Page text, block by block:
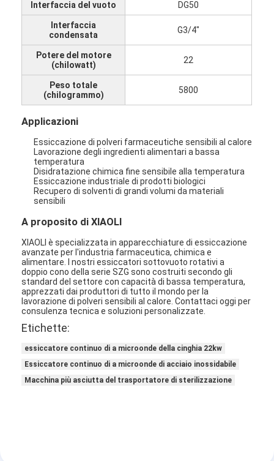
Essiccatore di spruzzo di pressione
Aria calda Oven Dryer
Miscelatore orizzontale del nastro
Frantoio universale
Macchina per la frantumazione superfina
tipo miscelatore di v della polvere
Miscelatore del recipiente di IBC
Asciugatrice industriale
Macchina più asciutta istantanea
Essiccatore della pagaia
Macchina dell'essiccazione sotto vuoto
Interfaccia del vuoto DG50
Interfaccia
condensata
G3/4"
Potere del motore
(chilowatt)
22
Peso totale
(chilogrammo)
5800
Applicazioni
Essiccazione di polveri farmaceutiche sensibili al calore
Lavorazione degli ingredienti alimentari a bassa
temperatura
Disidratazione chimica fine sensibile alla temperatura
Essiccazione industriale di prodotti biologici
Recupero di solventi di grandi volumi da materiali
sensibili
A proposito di XIAOLI
XIAOLI è specializzata in apparecchiature di essiccazione
avanzate per l'industria farmaceutica, chimica e
alimentare. I nostri essiccatori sottovuoto rotativi a
doppio cono della serie SZG sono costruiti secondo gli
standard del settore con capacità di bassa temperatura,
apprezzati dai produttori di tutto il mondo per la
lavorazione di polveri sensibili al calore. Contattaci oggi per
consulenza tecnica e soluzioni personalizzate.
Etichette:
essiccatore continuo di a microonde della cinghia 22kw
Essiccatore continuo di a microonde di acciaio inossidabile
Macchina più asciutta del trasportatore di sterilizzazione